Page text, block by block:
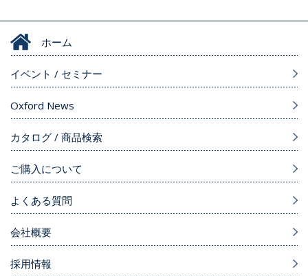
ホーム
イベント / セミナー
Oxford News
カタログ / 商品検索
ご購入について
よくある質問
会社概要
採用情報